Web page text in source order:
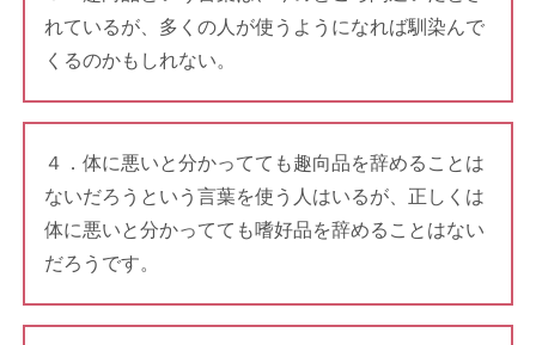
れているが、多くの人が使うようになれば馴染んで
くるのかもしれない。
４．体に悪いと分かってても趣向品を辞めることは
ないだろうという言葉を使う人はいるが、正しくは
体に悪いと分かってても嗜好品を辞めることはない
だろうです。